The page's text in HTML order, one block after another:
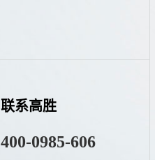
联系高胜
400-0985-606